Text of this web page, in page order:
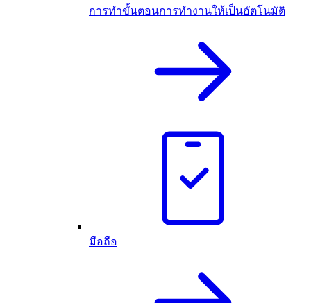
การทำขั้นตอนการทำงานให้เป็นอัตโนมัติ
มือถือ